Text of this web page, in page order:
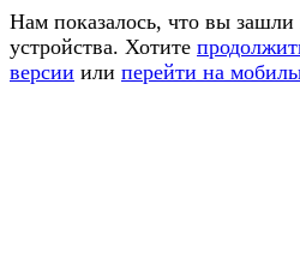
Нам показалось, что вы зашли
устройства. Хотите
версии или перейти на